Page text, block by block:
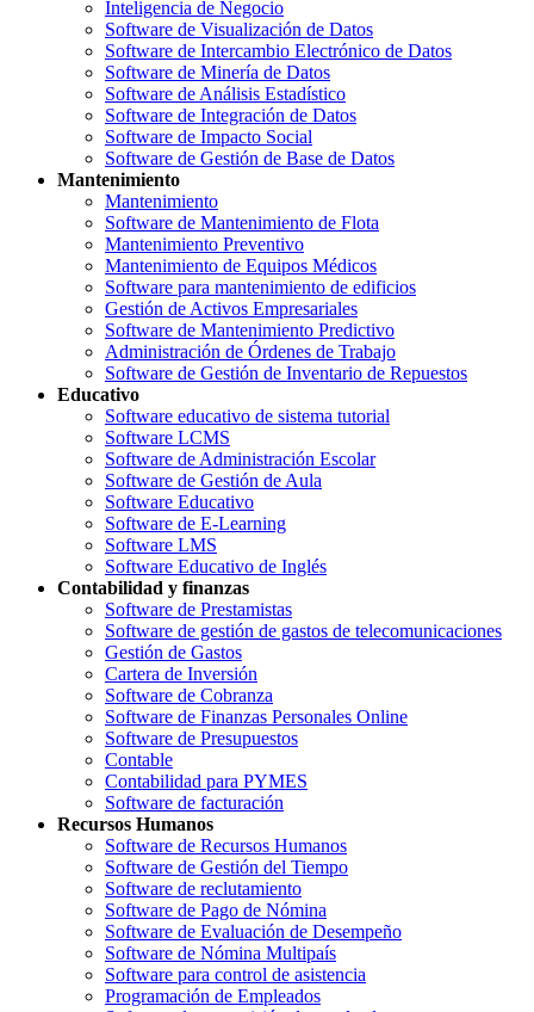
Inteligencia de Negocio
Software de Visualización de Datos
Software de Intercambio Electrónico de Datos
Software de Minería de Datos
Software de Análisis Estadístico
Software de Integración de Datos
Software de Impacto Social
Software de Gestión de Base de Datos
Mantenimiento
Mantenimiento
Software de Mantenimiento de Flota
Mantenimiento Preventivo
Mantenimiento de Equipos Médicos
Software para mantenimiento de edificios
Gestión de Activos Empresariales
Software de Mantenimiento Predictivo
Administración de Órdenes de Trabajo
Software de Gestión de Inventario de Repuestos
Educativo
Software educativo de sistema tutorial
Software LCMS
Software de Administración Escolar
Software de Gestión de Aula
Software Educativo
Software de E-Learning
Software LMS
Software Educativo de Inglés
Contabilidad y finanzas
Software de Prestamistas
Software de gestión de gastos de telecomunicaciones
Gestión de Gastos
Cartera de Inversión
Software de Cobranza
Software de Finanzas Personales Online
Software de Presupuestos
Contable
Contabilidad para PYMES
Software de facturación
Recursos Humanos
Software de Recursos Humanos
Software de Gestión del Tiempo
Software de reclutamiento
Software de Pago de Nómina
Software de Evaluación de Desempeño
Software de Nómina Multipaís
Software para control de asistencia
Programación de Empleados